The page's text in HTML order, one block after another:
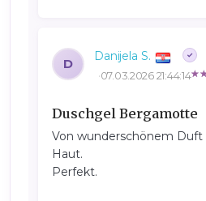
D Danijela S.
07.03.2026 21:44:14
Duschgel Bergamotte
Von wunderschönem Duft
Haut.
Perfekt.